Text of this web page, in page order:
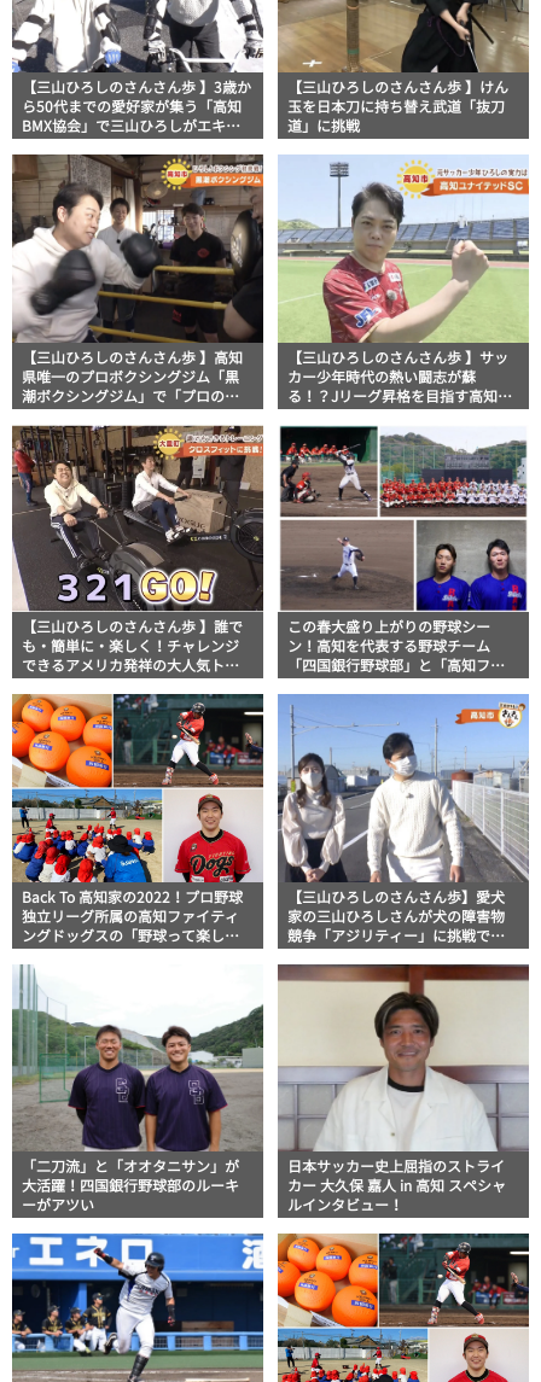
【三山ひろしのさんさん歩 】3歳か
ら50代までの愛好家が集う「高知
BMX協会」で三山ひろしがエキサ
【三山ひろしのさんさん歩 】けん
玉を日本刀に持ち替え武道「抜刀
道」に挑戦
【三山ひろしのさんさん歩 】高知
県唯一のプロボクシングジム「黒
潮ボクシングジム」で「プロの本
【三山ひろしのさんさん歩 】サッ
カー少年時代の熱い闘志が蘇
る！？Jリーグ昇格を目指す高知ユ
【三山ひろしのさんさん歩 】誰で
も・簡単に・楽しく！チャレンジ
できるアメリカ発祥の大人気トレ
この春大盛り上がりの野球シー
ン！高知を代表する野球チーム
「四国銀行野球部」と「高知ファ
ポート
Back To 高知家の2022！プロ野球
独立リーグ所属の高知ファイティ
ングドッグスの「野球って楽し
【三山ひろしのさんさん歩】愛犬
家の三山ひろしさんが犬の障害物
競争「アジリティー」に挑戦で意
「二刀流」と「オオタニサン」が
大活躍！四国銀行野球部のルーキ
ーがアツい
日本サッカー史上屈指のストライ
カー 大久保 嘉人 in 高知 スペシャ
ルインタビュー！